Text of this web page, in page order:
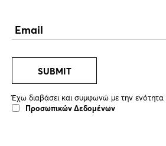
SUBMIT
Έχω διαβάσει και συμφωνώ με την ενότητα
Προσωπικών Δεδομένων